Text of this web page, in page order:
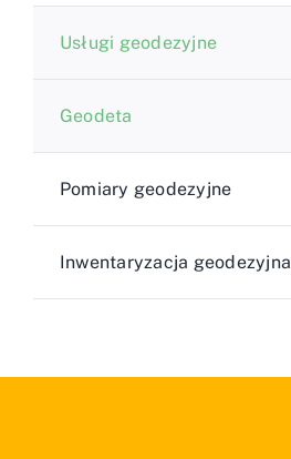
Usługi geodezyjne
Geodeta
Pomiary geodezyjne
Inwentaryzacja geodezyjna